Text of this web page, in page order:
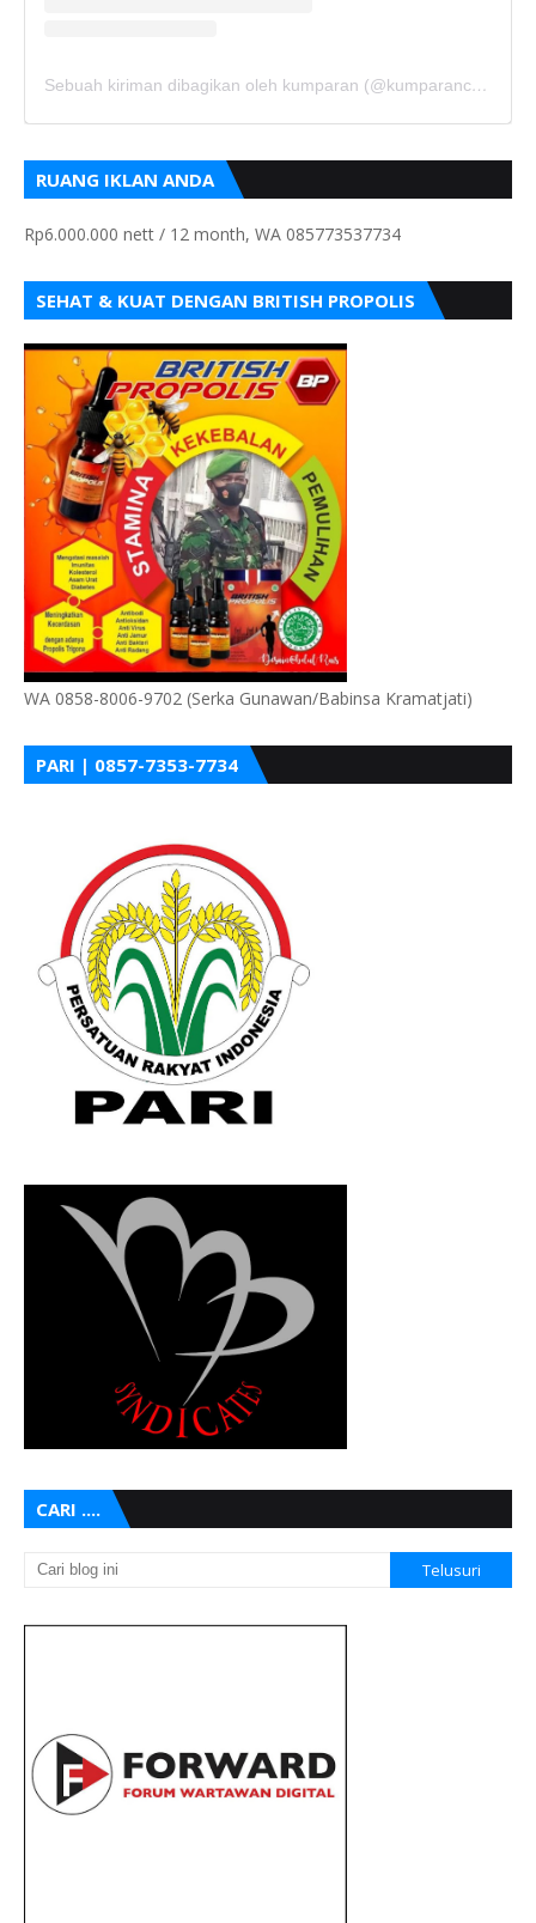
Sebuah kiriman dibagikan oleh kumparan (@kumparancom)
RUANG IKLAN ANDA
Rp6.000.000 nett / 12 month, WA 085773537734
SEHAT & KUAT DENGAN BRITISH PROPOLIS
WA 0858-8006-9702 (Serka Gunawan/Babinsa Kramatjati)
PARI | 0857-7353-7734
CARI ....